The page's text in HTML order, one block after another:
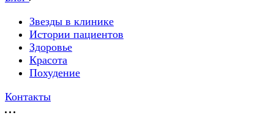
Звезды в клинике
Истории пациентов
Здоровье
Красота
Похудение
Контакты